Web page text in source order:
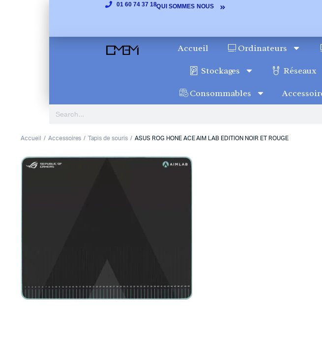
01 60 74 37 18QUI SOMMES NOUS
Accueil Ordinateurs
Stockages Réseaux
Consommables
Accueil Accessoires Tapis de souris ASUS ROG HONE ACE AIM LAB EDITION NOIR ET ROUGE
1
2